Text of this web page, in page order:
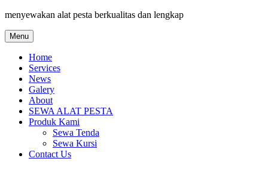
menyewakan alat pesta berkualitas dan lengkap
Menu
Home
Services
News
Galery
About
SEWA ALAT PESTA
Produk Kami
Sewa Tenda
Sewa Kursi
Contact Us